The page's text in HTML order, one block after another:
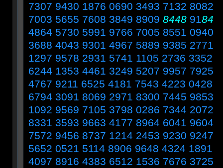
7307 9430 1876 0690 3493 7132 8082
7003 5655 7608 3849 8909 8448 9184
4864 5730 5991 9766 7005 8551 0940
3688 4043 9301 4967 5889 9385 2771
1297 9578 2931 5741 1105 2736 3352
6244 1353 4461 3249 5207 9957 7925
4767 9211 6525 4181 7543 4223 0428
6794 3091 8069 2971 8300 7445 9853
1092 9569 7105 3798 0286 7344 2072
8331 3593 9663 4177 8964 6041 9604
7572 9456 8737 1214 2453 9230 9247
5652 0521 5114 8906 9648 4324 1891
4097 8916 4383 6512 1536 7676 3725